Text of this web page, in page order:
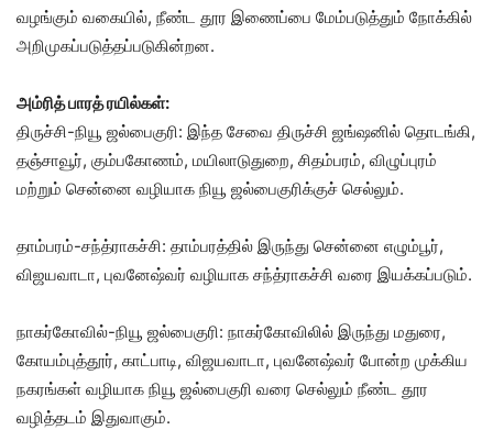
வழங்கும் வகையில், நீண்ட தூர இணைப்பை மேம்படுத்தும் நோக்கில்
அறிமுகப்படுத்தப்படுகின்றன.
அம்ரித் பாரத் ரயில்கள்:
திருச்சி-நியூ ஜல்பைகுரி: இந்த சேவை திருச்சி ஜங்ஷனில் தொடங்கி,
தஞ்சாவூர், கும்பகோணம், மயிலாடுதுறை, சிதம்பரம், விழுப்புரம்
மற்றும் சென்னை வழியாக நியூ ஜல்பைகுரிக்குச் செல்லும்.
தாம்பரம்-சந்த்ராகச்சி: தாம்பரத்தில் இருந்து சென்னை எழும்பூர்,
விஜயவாடா, புவனேஷ்வர் வழியாக சந்த்ராகச்சி வரை இயக்கப்படும்.
நாகர்கோவில்-நியூ ஜல்பைகுரி: நாகர்கோவிலில் இருந்து மதுரை,
கோயம்புத்தூர், காட்பாடி, விஜயவாடா, புவனேஷ்வர் போன்ற முக்கிய
நகரங்கள் வழியாக நியூ ஜல்பைகுரி வரை செல்லும் நீண்ட தூர
வழித்தடம் இதுவாகும்.